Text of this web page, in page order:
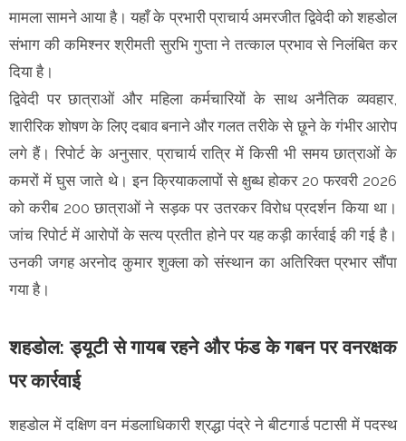
मामला सामने आया है। यहाँ के प्रभारी प्राचार्य अमरजीत द्विवेदी को शहडोल
संभाग की कमिश्नर श्रीमती सुरभि गुप्ता ने तत्काल प्रभाव से निलंबित कर
दिया है।
द्विवेदी पर छात्राओं और महिला कर्मचारियों के साथ अनैतिक व्यवहार,
शारीरिक शोषण के लिए दबाव बनाने और गलत तरीके से छूने के गंभीर आरोप
लगे हैं। रिपोर्ट के अनुसार, प्राचार्य रात्रि में किसी भी समय छात्राओं के
कमरों में घुस जाते थे। इन क्रियाकलापों से क्षुब्ध होकर 20 फरवरी 2026
को करीब 200 छात्राओं ने सड़क पर उतरकर विरोध प्रदर्शन किया था।
जांच रिपोर्ट में आरोपों के सत्य प्रतीत होने पर यह कड़ी कार्रवाई की गई है।
उनकी जगह अरनोद कुमार शुक्ला को संस्थान का अतिरिक्त प्रभार सौंपा
गया है।
शहडोल: ड्यूटी से गायब रहने और फंड के गबन पर वनरक्षक
पर कार्रवाई
शहडोल में दक्षिण वन मंडलाधिकारी श्रद्धा पंद्रे ने बीटगार्ड पटासी में पदस्थ